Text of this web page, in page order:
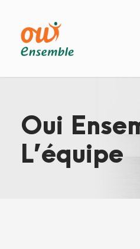
Oui
L’équipe